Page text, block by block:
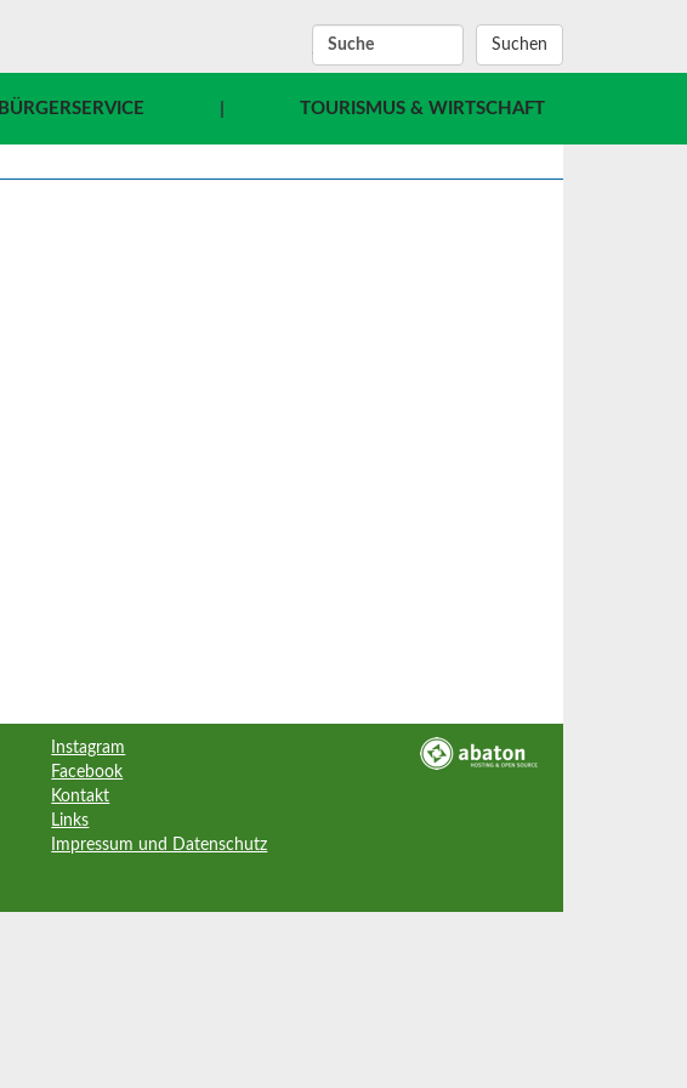
SUCHBEGRIFF
BÜRGERSERVICE TOURISMUS & WIRTSCHAFT
Instagram
Facebook
Kontakt
Links
Impressum und Datenschutz